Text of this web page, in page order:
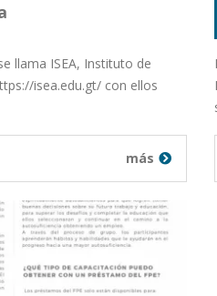
llama ISEA, Instituto de
isea.edu.gt/ con ellos
más